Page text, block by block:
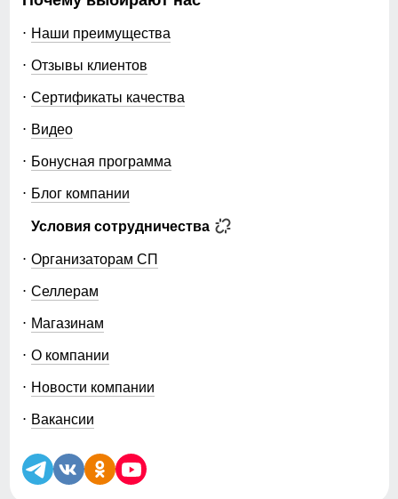
Наши преимущества
Отзывы клиентов
Сертификаты качества
Видео
Бонусная программа
Блог компании
Условия сотрудничества
Организаторам СП
Селлерам
Магазинам
О компании
Новости компании
Вакансии